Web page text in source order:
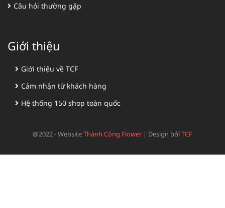
Câu hỏi thường gặp
Giới thiệu
Giới thiệu về TCF
Cảm nhận từ khách hàng
Hệ thống 150 shop toàn quốc
@2022 - WebsiteThành Công Flower | Design bởiTCF